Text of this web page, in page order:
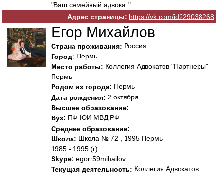
"Ваш семейный адвокат"
Адрес страницы: https://vk.com/id229038268
Егор Михайлов
Страна проживания: Россия
Город: Пермь
Место работы: Коллегия Адвокатов "Партнеры"
Пермь
Родом из города: Пермь
Дата рождения: 2 октября
Высшее образование:
Вуз: ПФ ЮИ МВД РФ
Среднее образование:
Школа: Школа № 72 , 1995 Пермь
1985 - 1995 (г)
Skype: egorr59mihailov
Текущая деятельность: Коллегия Адвокатов